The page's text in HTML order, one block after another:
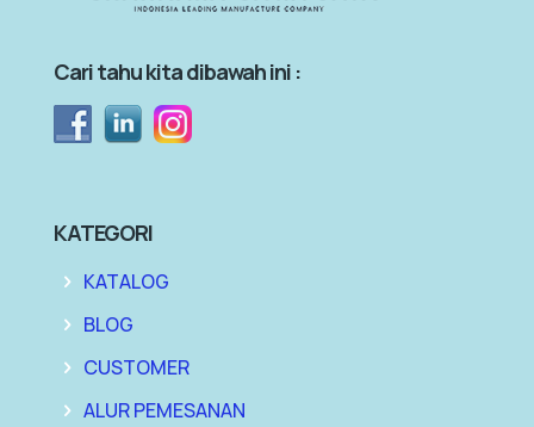
Cari tahu kita dibawah ini :
KATEGORI
KATALOG
BLOG
CUSTOMER
ALUR PEMESANAN